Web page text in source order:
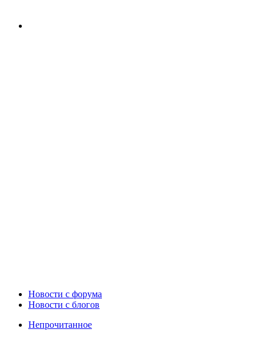
Новости c форума
Новости с блогов
Непрочитанное